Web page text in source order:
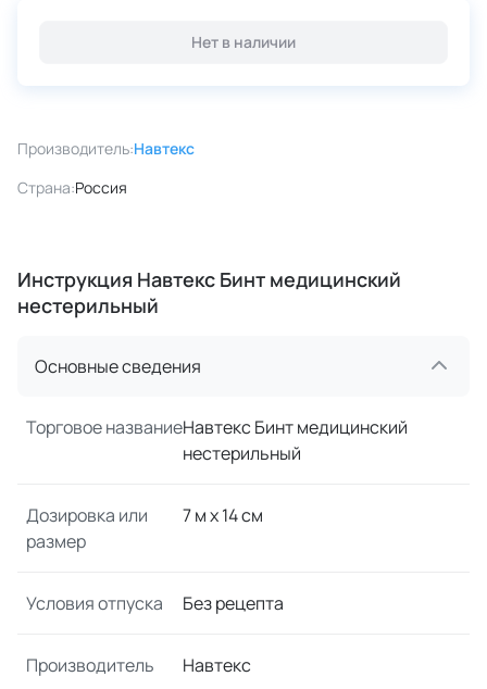
Нет в наличии
Производитель:Навтекс
Страна:Россия
Инструкция Навтекс Бинт медицинский
нестерильный
Основные сведения
Торговое названиеНавтекс Бинт медицинский
нестерильный
Дозировка или
размер
7 м x 14 см
Условия отпуска Без рецепта
Производитель Навтекс